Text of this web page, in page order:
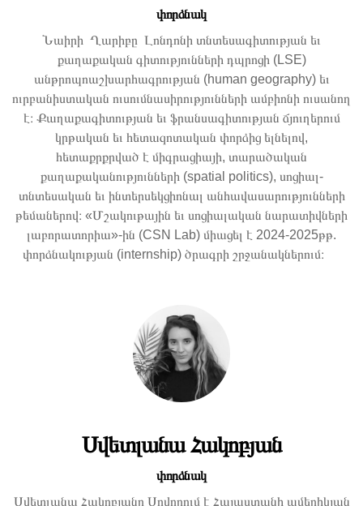
փորձնակ
Նաիրի Ղարիբը Լոնդոնի տնտեսագիտության եւ
քաղաքական գիտությունների դպրոցի (LSE)
անթրոպոաշխարհագրության (human geography) եւ
ուրբանիստական ուսումնասիրությունների ամբիոնի ուսանող
է։ Քաղաքագիտության եւ ֆրանսագիտության ճյուղերում
կրթական եւ հետազոտական փորձից ելնելով,
հետաքրքրված է միգրացիայի, տարածական
քաղաքականությունների (spatial politics), սոցիալ-
տնտեսական եւ ինտերսեկցիոնալ անհավասարությունների
թեմաներով։ «Մշակութային եւ սոցիալական նարատիվների
լաբորատորիա»-ին (CSN Lab) միացել է 2024-2025թթ.
փորձնակության (internship) ծրագրի շրջանակներում։
Սվետլանա Հակոբյան
փորձնակ
Սվետլանա Հակոբյանը Սովորում է Հայաստանի ամերիկյան